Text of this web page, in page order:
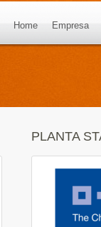
Home Empresa
PLANTA